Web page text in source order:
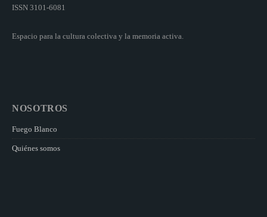
ISSN 3101-6081
Espacio para la cultura colectiva y la memoria activa.
NOSOTROS
Fuego Blanco
Quiénes somos